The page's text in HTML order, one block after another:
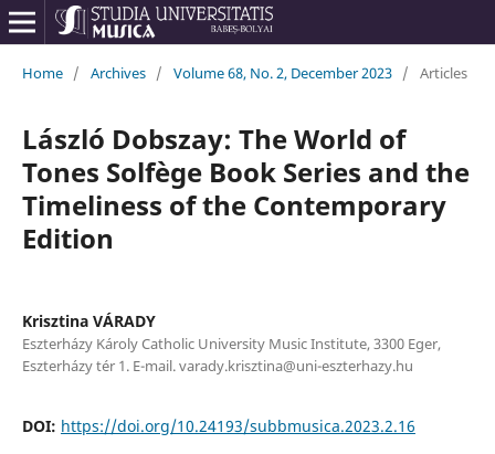
Home / Archives / Volume 68, No. 2, December 2023 / Articles
László Dobszay: The World of
Tones Solfège Book Series and the
Timeliness of the Contemporary
Edition
Krisztina VÁRADY
Eszterházy Károly Catholic University Music Institute, 3300 Eger,
Eszterházy tér 1. E-mail. varady.krisztina@uni-eszterhazy.hu
DOI: https://doi.org/10.24193/subbmusica.2023.2.16